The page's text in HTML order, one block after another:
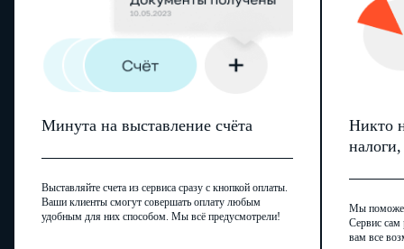
Минута на выставление счёта
Выставляйте счета из сервиса сразу с кнопкой оплаты.
Ваши клиенты смогут совершать оплату любым
удобным для них способом. Мы всё предусмотрели!
Никто
Мы
Сервис сам
вам все